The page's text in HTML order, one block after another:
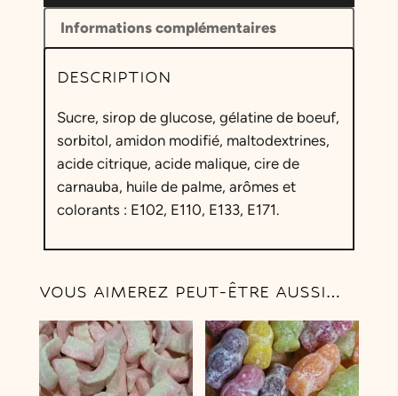
Informations complémentaires
DESCRIPTION
Sucre, sirop de glucose, gélatine de boeuf,
sorbitol, amidon modifié, maltodextrines,
acide citrique, acide malique, cire de
carnauba, huile de palme, arômes et
colorants : E102, E110, E133, E171.
VOUS AIMEREZ PEUT-ÊTRE AUSSI…